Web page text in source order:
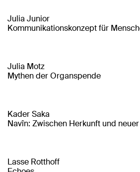
Julia Junior
Kommunikationskonzept für
Julia Motz
Mythen der Organspende
Kader Saka
Navîn: Zwischen Herkunft und
Lasse Rotthoff